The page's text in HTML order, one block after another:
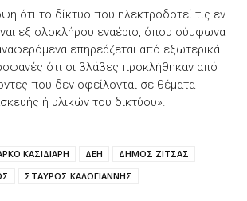
ότι το δίκτυο που ηλεκτροδοτεί τις εν
εξ ολοκλήρου εναέριο, όπου σύμφωνα
επηρεάζεται από εξωτερικά
ότι οι βλάβες προκλήθηκαν από
που δεν οφείλονται σε θέματα
ή υλικών του δικτύου».
ΚΑΣΙΔΙΑΡΗ ΔΕΗ
ΔΗΜΟΣ ΖΙΤΣΑΣ
ΣΤΑΥΡΟΣ ΚΑΛΟΓΙΑΝΝΗΣ